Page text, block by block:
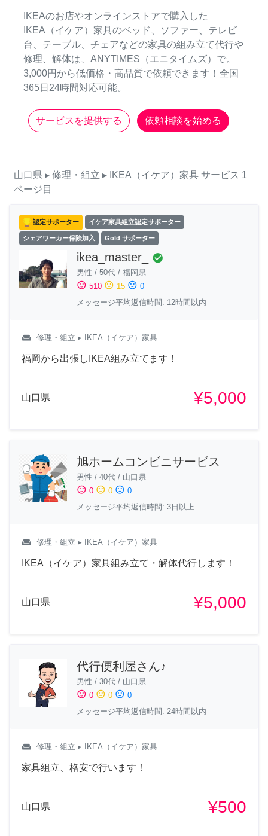
IKEAのお店やオンラインストアで購入した
IKEA（イケア）家具のベッド、ソファー、テレビ
台、テーブル、チェアなどの家具の組み立て代行や
修理、解体は、ANYTIMES（エニタイムズ）で。
3,000円から低価格・高品質で依頼できます！全国
365日24時間対応可能。
サービスを提供する 依頼相談を始める
山口県 ▸ 修理・組立 ▸ IKEA（イケア）家具 サービス 1
ページ目
認定サポーター イケア家具組立認定サポーター
シェアワーカー保険加入 Gold サポーター
ikea_master_ check_circle
男性 / 50代 / 福岡県
sentiment_satisfied 510 sentiment_neutral 15 sentiment_dissatisfied 0
メッセージ平均返信時間: 12時間以内
weekend 修理・組立 ▸ IKEA（イケア）家具
福岡から出張しIKEA組み立てます！
山口県 ¥5,000
旭ホームコンビニサービス
男性 / 40代 / 山口県
sentiment_satisfied 0 sentiment_neutral 0 sentiment_dissatisfied 0
メッセージ平均返信時間: 3日以上
weekend 修理・組立 ▸ IKEA（イケア）家具
IKEA（イケア）家具組み立て・解体代行します！
山口県 ¥5,000
代行便利屋さん♪
男性 / 30代 / 山口県
sentiment_satisfied 0 sentiment_neutral 0 sentiment_dissatisfied 0
メッセージ平均返信時間: 24時間以内
weekend 修理・組立 ▸ IKEA（イケア）家具
家具組立、格安で行います！
山口県 ¥500